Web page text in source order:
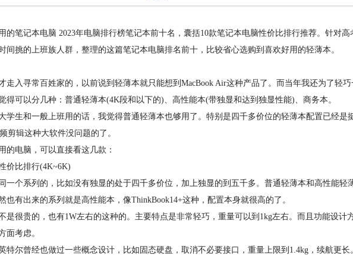
笔记本电脑 2023年电脑排行榜笔记本前十名，囊括10款笔记本电脑性价比排行推荐。针对高
间挑的上班族人群，整理的这篇笔记本电脑排名前十，比较省心选购到喜欢好用的轻薄本。
入寻常百姓家的，以前说到轻薄本就只能想到MacBook Air这种产品了。而当年我还为了轻巧
得可以分几种：普通轻薄本(4K段和以下的)、高性能本(带独显和达到独显性能)、商务本。
生和一般上班用的话，我觉得普通轻薄本也够用了。特别是四千多价位的轻薄本配置已经是
剪辑这种大软件没问题的了。
电脑，可以直接看这几款：
比排行(4K~6K)
个系列的，比如没有独显的处于四千多价位，加上独显的到五千多。普通轻薄本和高性能轻
也有出来的系列就是高性能本，像ThinkBook14+这种，配置本身就很高的了。
很贵的，也有1W左右的这种的。主要特点是非常轻巧，重量可以到1kg左右。而且功能设计
面考虑。
尔曾经也做过一些概念设计，比如固态硬盘，取消不必要接口，重量上限到1.4kg，续航更长